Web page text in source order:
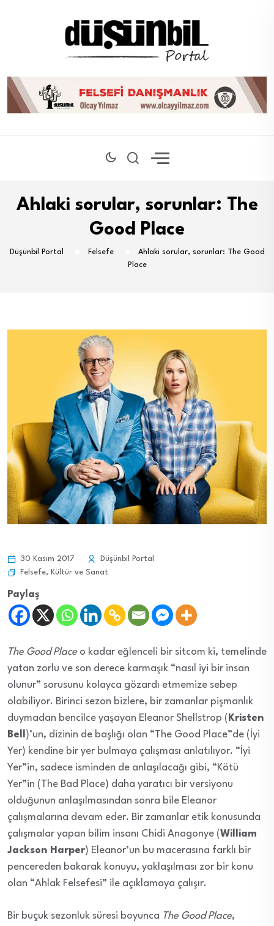
Ahlaki sorular, sorunlar: The
Good Place
Düşünbil Portal Felsefe
Ahlaki sorular, sorunlar: The Good
Place
30 Kasım 2017
Düşünbil Portal
Felsefe, Kültür ve Sanat
Paylaş
The Good Place o kadar eğlenceli bir sitcom ki, temelinde
yatan zorlu ve son derece karmaşık “nasıl iyi bir insan
olunur” sorusunu kolayca gözardı etmemize sebep
olabiliyor. Birinci sezon bizlere, bir zamanlar pişmanlık
duymadan bencilce yaşayan Eleanor Shellstrop ( Kristen
Bell
)’un, dizinin de başlığı olan “The Good Place”de (İyi
Yer) kendine bir yer bulmaya çalışması anlatılıyor. “İyi
Yer”in, sadece isminden de anlaşılacağı gibi, “Kötü
Yer”in (The Bad Place) daha yaratıcı bir versiyonu
olduğunun anlaşılmasından sonra bile Eleanor
çalışmalarına devam eder. Bir zamanlar etik konusunda
çalışmalar yapan bilim insanı Chidi Anagonye (William
Jackson Harper) Eleanor’un bu macerasına farklı bir
pencereden bakarak konuyu, yaklaşılması zor bir konu
olan “Ahlak Felsefesi” ile açıklamaya çalışır.
Bir buçuk sezonluk süresi boyunca The Good Place,